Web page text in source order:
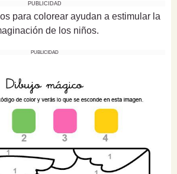
PUBLICIDAD
para colorear ayudan a estimular la
de los niños.
PUBLICIDAD